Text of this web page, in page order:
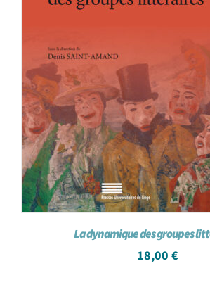
La dynamique des groupes
18,00 €